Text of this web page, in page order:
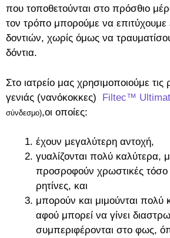
που τοποθετούνται στο πρόσθιο
τον τρόπο μπορούμε να επιτύχουμε
δοντιών, χωρίς όμως να
δόντια.
Στο ιατρείο μας χρησιμοποιούμε τις
γενιάς (νανόκοκκες) Filtec™
σύνδεσμο),οι οποίες:
έχουν μεγαλύτερη αντοχή,
γυαλίζονται πολύ καλύτερα,
προσροφούν χρωστικές
ρητίνες, και
μπορούν και μιμούνται πολύ
αφού μπορεί να γίνει
συμπεριφέρονται στο φως,